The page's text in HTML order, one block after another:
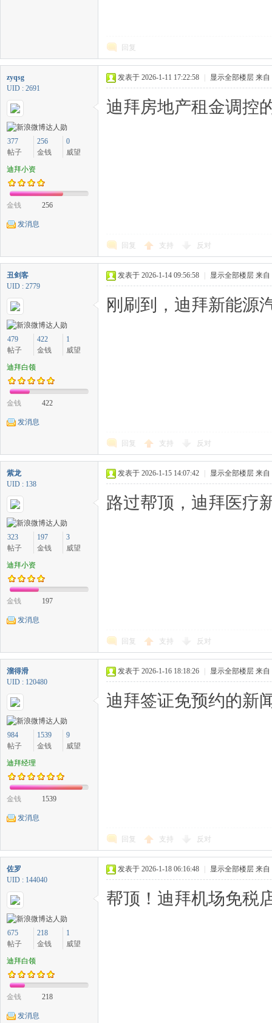
回复
zyqsg
UID : 2691
377
帖子
256
金钱
0
威望
迪拜小资
金钱 256
发消息
发表于 2026-1-11 17:22:58 显示全部楼层 来自
迪拜房地产租金调控
回复 支持 反对
丑剑客
UID : 2779
479
帖子
422
金钱
1
威望
迪拜白领
金钱 422
发消息
发表于 2026-1-14 09:56:58 显示全部楼层 来自
刚刷到，迪拜新能源
回复 支持 反对
紫龙
UID : 138
323
帖子
197
金钱
3
威望
迪拜小资
金钱 197
发消息
发表于 2026-1-15 14:07:42 显示全部楼层 来自
路过帮顶，迪拜医疗
回复 支持 反对
溜得滑
UID : 120480
984
帖子
1539
金钱
9
威望
迪拜经理
金钱 1539
发消息
发表于 2026-1-16 18:18:26 显示全部楼层 来自
迪拜签证免预约的新
回复 支持 反对
佐罗
UID : 144040
675
帖子
218
金钱
1
威望
迪拜白领
金钱 218
发消息
发表于 2026-1-18 06:16:48 显示全部楼层 来自
帮顶！迪拜机场免税